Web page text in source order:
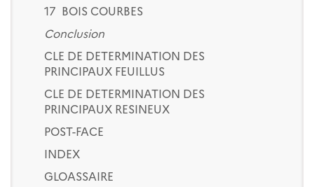
17 BOIS COURBES
Conclusion
CLE DE DETERMINATION DES
PRINCIPAUX FEUILLUS
CLE DE DETERMINATION DES
PRINCIPAUX RESINEUX
POST-FACE
INDEX
GLOASSAIRE